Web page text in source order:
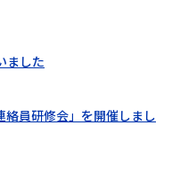
ました
絡員研修会」を開催しまし